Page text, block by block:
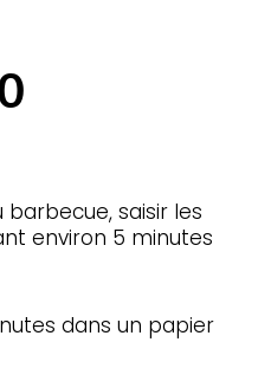
barbecue, saisir les
environ 5 minutes
dans un papier